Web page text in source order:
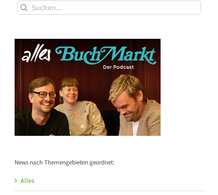
Suche
nach:
News nach Themengebieten geordnet:
Alles